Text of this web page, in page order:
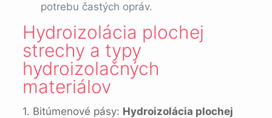
potrebu častých opráv.
Hydroizolácia plochej
strechy a typy
hydroizolačných
materiálov
1. Bitúmenové pásy: Hydroizolácia plochej